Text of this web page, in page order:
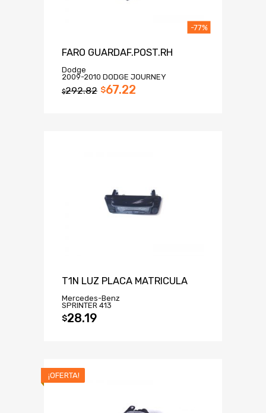
FARO GUARDAF.POST.RH
Dodge
2009-2010 DODGE JOURNEY
$292.82 $67.22
-77%
T1N LUZ PLACA MATRICULA
Mercedes-Benz
SPRINTER 413
$28.19
¡OFERTA!